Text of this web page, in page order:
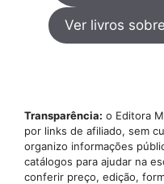
Ver livros
Transparência: o Editora
por links de afiliado, sem
organizo informações
catálogos para ajudar na
conferir preço, edição,